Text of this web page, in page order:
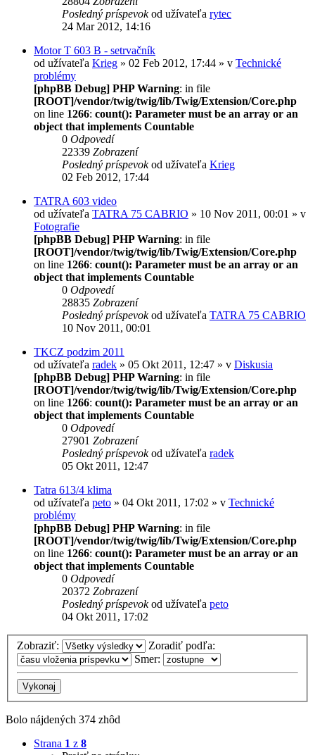
Posledný príspevokod užívateľa rytec
24 Mar 2012, 14:16
Motor T 603 B - setrvačník
od užívateľa Krieg » 02 Feb 2012, 17:44 » v Technické
problémy
[phpBB Debug] PHP Warning: in file
[ROOT]/vendor/twig/twig/lib/Twig/Extension/Core.php
on line 1266: count(): Parameter must be an array or an
object that implements Countable
0 Odpovedí
22339 Zobrazení
Posledný príspevokod užívateľa Krieg
02 Feb 2012, 17:44
TATRA 603 video
od užívateľa TATRA 75 CABRIO » 10 Nov 2011, 00:01 » v
Fotografie
[phpBB Debug] PHP Warning: in file
[ROOT]/vendor/twig/twig/lib/Twig/Extension/Core.php
on line 1266: count(): Parameter must be an array or an
object that implements Countable
0 Odpovedí
28835 Zobrazení
Posledný príspevokod užívateľa TATRA 75 CABRIO
10 Nov 2011, 00:01
TKCZ podzim 2011
od užívateľa radek » 05 Okt 2011, 12:47 » v Diskusia
[phpBB Debug] PHP Warning: in file
[ROOT]/vendor/twig/twig/lib/Twig/Extension/Core.php
on line 1266: count(): Parameter must be an array or an
object that implements Countable
0 Odpovedí
27901 Zobrazení
Posledný príspevokod užívateľa radek
05 Okt 2011, 12:47
Tatra 613/4 klima
od užívateľa peto » 04 Okt 2011, 17:02 » v Technické
problémy
[phpBB Debug] PHP Warning: in file
[ROOT]/vendor/twig/twig/lib/Twig/Extension/Core.php
on line 1266: count(): Parameter must be an array or an
object that implements Countable
0 Odpovedí
20372 Zobrazení
Posledný príspevokod užívateľa peto
04 Okt 2011, 17:02
Zobraziť:
Zoradiť podľa:
Smer:
Bolo nájdených 374 zhôd
Strana 1 z 8